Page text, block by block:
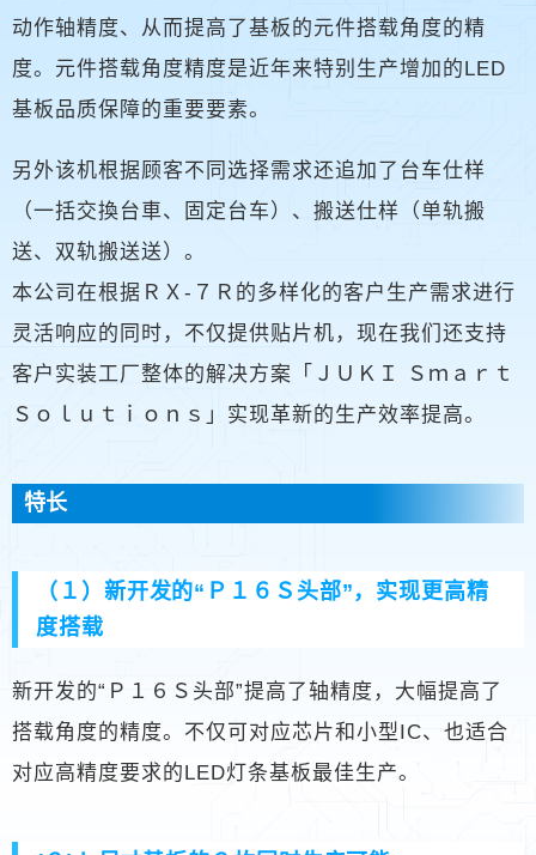
动作轴精度、从而提高了基板的元件搭载角度的精
度。元件搭载角度精度是近年来特别生产增加的LED
基板品质保障的重要要素。
另外该机根据顾客不同选择需求还追加了台车仕样
（一括交換台車、固定台车）、搬送仕样（单轨搬
送、双轨搬送送）。
本公司在根据ＲＸ-７Ｒ的多样化的客户生产需求进行
灵活响应的同时，不仅提供贴片机，现在我们还支持
客户实装工厂整体的解决方案「ＪＵＫＩ Ｓｍａｒｔ
Ｓｏｌｕｔｉｏｎｓ」实现革新的生产效率提高。
特长
（１）新开发的“Ｐ１６Ｓ头部”，实现更高精
度搭载
新开发的“Ｐ１６Ｓ头部”提高了轴精度，大幅提高了
搭载角度的精度。不仅可对应芯片和小型IC、也适合
对应高精度要求的LED灯条基板最佳生产。